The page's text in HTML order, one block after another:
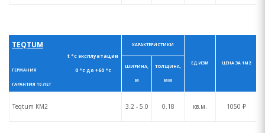
TEQTUM
t °с эксплуатации
0 °с до +60 °с
ГЕРМАНИЯ
ГАРАНТИЯ 10 ЛЕТ
ХАРАКТЕРИСТИКИ
ЕД.ИЗМ ЦЕНА ЗА 1М2
ШИРИНА,
М
ТОЛЩИНА,
ММ
Teqtum КM2 3.2 - 5.0 0.18 кв.м. 1050 ₽